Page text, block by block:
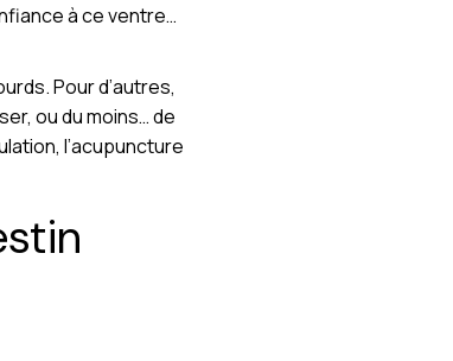
à ce ventre…
Pour d’autres,
ou du moins… de
l’acupuncture